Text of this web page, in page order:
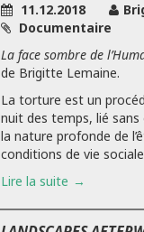
11.12.2018
Documentaire
La face sombre de
de Brigitte Lemaine.
La torture est un
nuit des temps, lié
la nature profonde de
conditions de vie
Lire la suite